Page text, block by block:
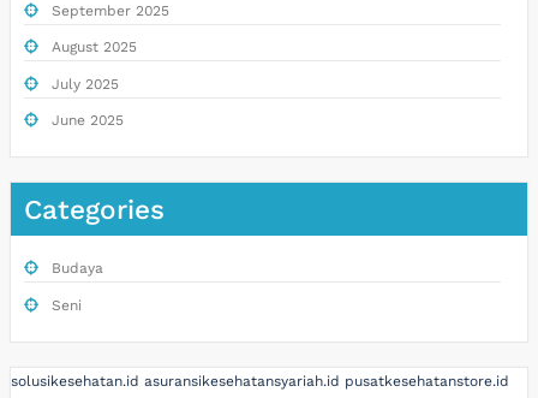
September 2025
August 2025
July 2025
June 2025
Categories
Budaya
Seni
solusikesehatan.id asuransikesehatansyariah.id pusatkesehatanstore.id